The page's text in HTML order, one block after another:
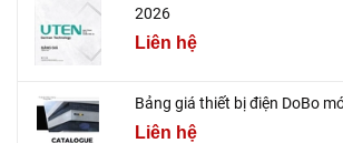
2026
Liên hệ
Bảng giá thiết bị điện DoBo
Liên hệ